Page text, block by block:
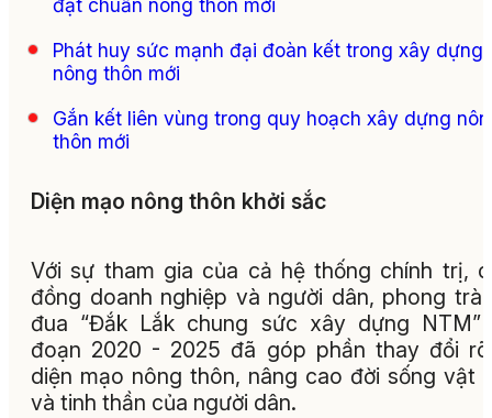
đạt chuẩn nông thôn mới
Phát huy sức mạnh đại đoàn kết trong xây dựng
nông thôn mới
Gắn kết liên vùng trong quy hoạch xây dựng
thôn mới
Diện mạo nông thôn khởi sắc
Với sự tham gia của cả hệ thống chính trị,
đồng doanh nghiệp và người dân, phong
đua “Đắk Lắk chung sức xây dựng NTM”
đoạn 2020 - 2025 đã góp phần thay đổi
diện mạo nông thôn, nâng cao đời sống vật
và tinh thần của người dân.